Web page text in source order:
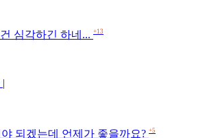
심각하긴 하네... +13
되겠는데 언제가 좋을까요? +5